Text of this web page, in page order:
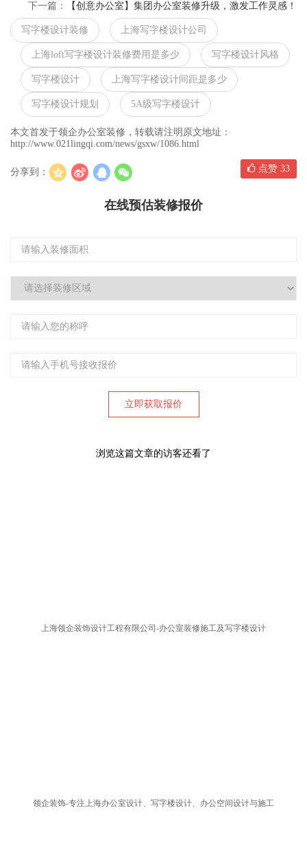
下一篇：
【创意办公室】集团办公室装修升级，激发工作灵感！
写字楼设计装修 上海写字楼设计公司
上海loft写字楼设计装修费用是多少 写字楼设计风格
写字楼设计 上海写字楼设计间距是多少
写字楼设计规划 5A级写字楼设计
本文首发于领企办公室装修，转载请注明原文地址：
http://www.021lingqi.com/news/gsxw/1086.html
分享到： 点赞 33
在线预估装修报价
浏览这篇文章的访客还看了
上海领企装饰设计工程有限公司-办公室装修施工及写字楼设计
领企装饰-专注上海办公室设计、写字楼设计、办公空间设计与施工